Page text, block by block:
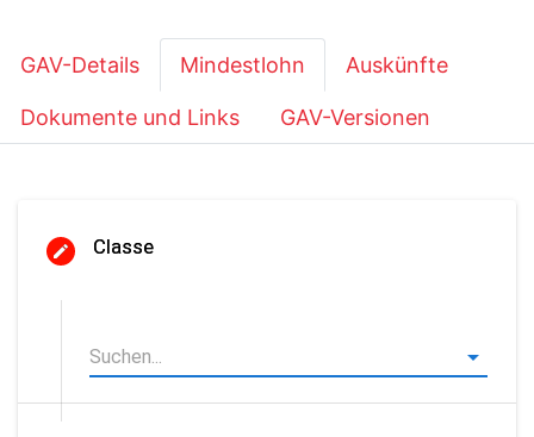
GAV-Details Mindestlohn Auskünfte
Dokumente und Links GAV-Versionen
Classe